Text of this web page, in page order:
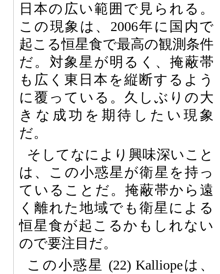
日本の広い範囲で見られる。
この現象は、2006年に国内で
起こる恒星食で最高の観測条件
だ。対象星が明るく、掩蔽帯
も広く東日本を縦断するよう
に覆っている。久しぶりの大
きな成功を期待したい現象
だ。
そしてなにより興味深いこと
は、この小惑星が衛星を持っ
ていることだ。掩蔽帯から遠
く離れた地域でも衛星による
恒星食が起こるかもしれない
ので要注目だ。
この小惑星 (22) Kalliopeは、